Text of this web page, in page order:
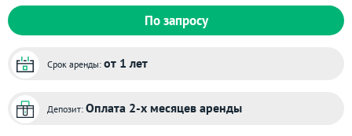
По запросу
Срок аренды: от 1 лет
Депозит: Оплата 2-х месяцев аренды